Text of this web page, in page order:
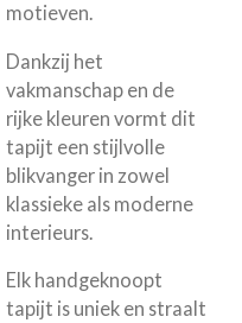
motieven.
Dankzij het
vakmanschap en de
rijke kleuren vormt dit
tapijt een stijlvolle
blikvanger in zowel
klassieke als moderne
interieurs.
Elk handgeknoopt
tapijt is uniek en straalt